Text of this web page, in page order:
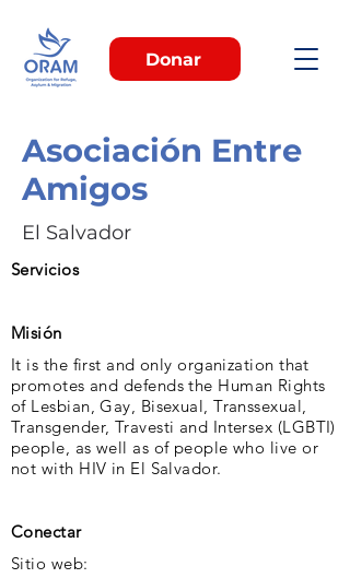
Donar
Asociación Entre
Amigos
El Salvador
Servicios
Misión
It is the first and only organization that
promotes and defends the Human Rights
of Lesbian, Gay, Bisexual, Transsexual,
Transgender, Travesti and Intersex (LGBTI)
people, as well as of people who live or
not with HIV in El Salvador.
Conectar
Sitio web: